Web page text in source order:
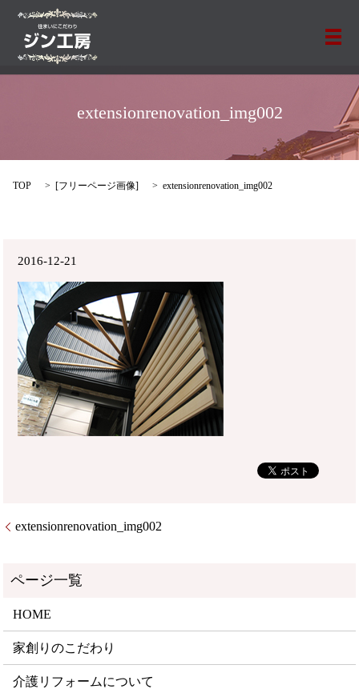
メ
extensionrenovation_img002
TOP [フリーページ画像] extensionrenovation_img002
2016-12-21
extensionrenovation_img002
HOME
家創りのこだわり
介護リフォームについて